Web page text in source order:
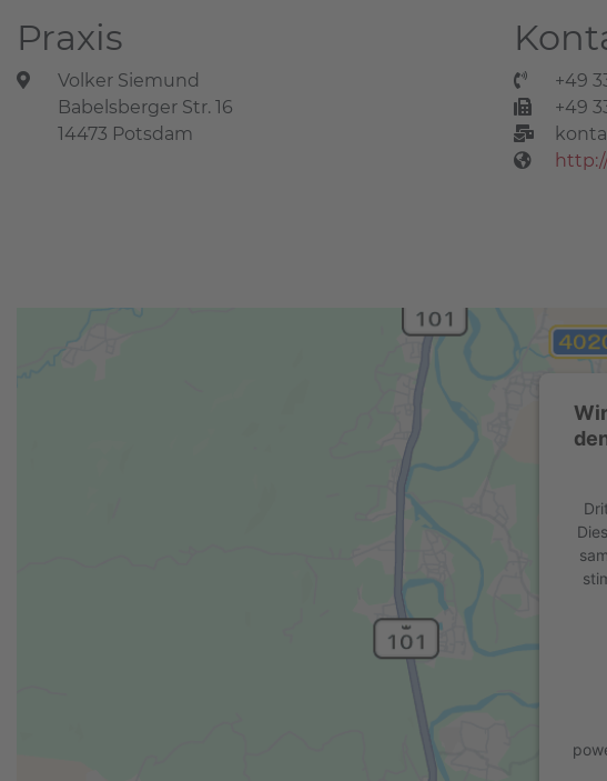
Praxis
Volker Siemund
Babelsberger Str. 16
14473 Potsdam
+49
+49